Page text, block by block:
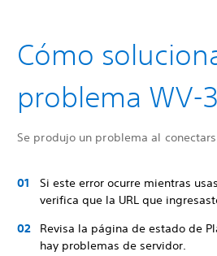
Cómo
problema WV-
Se produjo un problema al
Si este error ocurre mientras
verifica que la URL que
Revisa la página de estado de
hay problemas de servidor.